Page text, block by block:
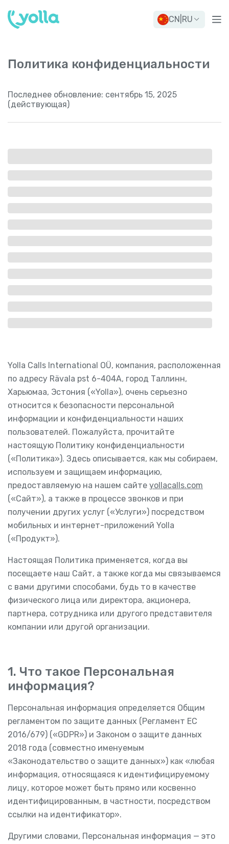
CN RU
Политика конфиденциальности
Последнее обновление: сентябрь 15, 2025
(действующая)
Yolla Calls International OÜ, компания, расположенная
по адресу Rävala pst 6-404A, город Таллинн,
Харьюмаа, Эстония («Yolla»), очень серьезно
относится к безопасности персональной
информации и конфиденциальности наших
пользователей. Пожалуйста, прочитайте
настоящую Политику конфиденциальности
(«Политика»). Здесь описывается, как мы собираем,
используем и защищаем информацию,
предоставляемую на нашем сайте yollacalls.com
(«Сайт»), а также в процессе звонков и при
получении других услуг («Услуги») посредством
мобильных и интернет-приложений Yolla
(«Продукт»).
Настоящая Политика применяется, когда вы
посещаете наш Сайт, а также когда мы связываемся
с вами другими способами, будь то в качестве
физического лица или директора, акционера,
партнера, сотрудника или другого представителя
компании или другой организации.
1. Что такое Персональная
информация?
Персональная информация определяется Общим
регламентом по защите данных (Регламент ЕС
2016/679) («GDPR») и Законом о защите данных
2018 года (совместно именуемым
«Законодательство о защите данных») как «любая
информация, относящаяся к идентифицируемому
лицу, которое может быть прямо или косвенно
идентифицированным, в частности, посредством
ссылки на идентификатор».
Другими словами, Персональная информация — это